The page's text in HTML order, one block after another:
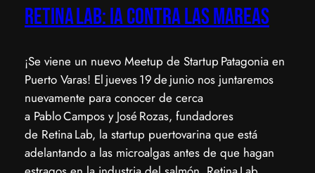
Retina Lab: IA contra las Mareas
¡Se viene un nuevo Meetup de Startup Patagonia en
Puerto Varas! ​El jueves 19 de junio nos juntaremos
nuevamente para conocer de cerca
a Pablo Campos y José Rozas, fundadores
de Retina Lab, la startup puertovarina que está
adelantando a las microalgas antes de que hagan